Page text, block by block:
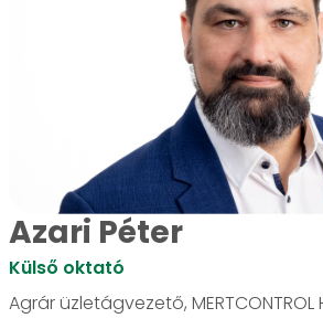
Azari Péter
Külső oktató
Agrár üzletágvezető, MERTCONTROL